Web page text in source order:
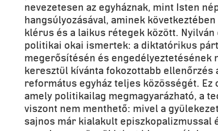
nevezetesen az egyháznak, mint Isten
hangsúlyozásával, aminek
klérus és a laikus rétegek között.
politikai okai ismertek: a diktatórikus
megerősítésén és engedélyeztetésének
keresztül kívánta fokozottabb ellenőrzés
református egyház teljes közösségét. Ez
amely politikailag megmagyarázható, a
viszont nem menthető: mivel a
sajnos már kialakult episzkopalizmussal